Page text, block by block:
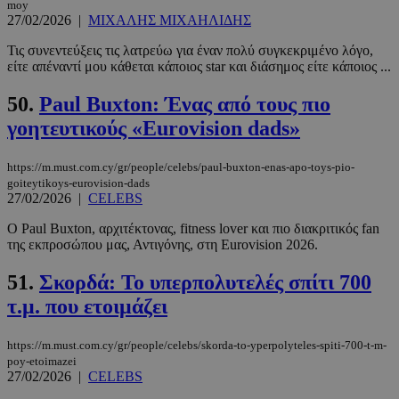
moy
27/02/2026 | ΜΙΧΑΛΗΣ ΜΙΧΑΗΛΙΔΗΣ
Τις συνεντεύξεις τις λατρεύω για έναν πολύ συγκεκριμένο λόγο,
είτε απέναντί μου κάθεται κάποιος star και διάσημος είτε κάποιος ...
50. Paul Buxton: Ένας από τους πιο
γοητευτικούς «Eurovision dads»
https://m.must.com.cy/gr/people/celebs/paul-buxton-enas-apo-toys-pio-
goiteytikoys-eurovision-dads
27/02/2026 | CELEBS
Ο Paul Buxton, αρχιτέκτονας, fitness lover και πιο διακριτικός fan
της εκπροσώπου μας, Αντιγόνης, στη Eurovision 2026.
51. Σκορδά: Το υπερπολυτελές σπίτι 700
τ.μ. που ετοιμάζει
https://m.must.com.cy/gr/people/celebs/skorda-to-yperpolyteles-spiti-700-t-m-
poy-etoimazei
27/02/2026 | CELEBS
Τα απολύτως απαραίτητα cookies επιτρέπουν
βασικές λειτουργίες του ιστότοπου, όπως τη
σύνδεση χρήστη και τη διαχείριση λογαριασμού.
Ο ιστότοπος δεν μπορεί να χρησιμοποιηθεί σωστά
χωρίς τα απολύτως απαραίτητα cookies.
Ονοματεπώνυμο
Προμηθευτής/
Πεδίο
PinToTopCookie www.must.com.cy
__cf_bm
Cloudflare Inc.
.twitter.com
29 λεπτά